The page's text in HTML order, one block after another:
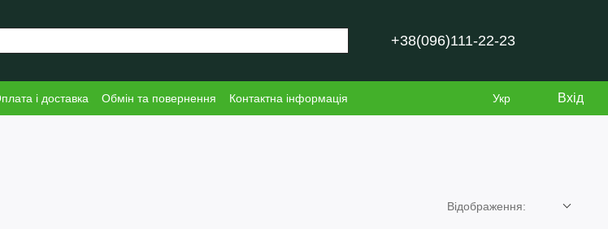
+38(096)111-22-23
і доставка Обмін та повернення
Контактна інформація
Укр Вхід
Відображення: